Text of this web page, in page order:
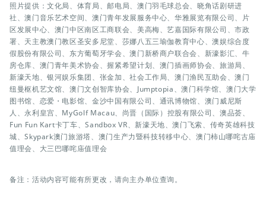
照片提供：文化局、体育局、邮电局、澳门羽毛球总会、晓角话剧研进
社、澳门音乐艺术空间、澳门青年发展服务中心、华雅展览有限公司、片
区发展中心、澳门中区南区工商联会、美高梅、艺嘉国际有限公司、市政
署、天主教澳门教区圣安多尼堂、莎娜八五三瑜伽教育中心、澳娱综合度
假股份有限公司、东方葡萄牙学会、澳门新桥商户联合会、新濠影汇、牛
房仓库、澳门青年美术协会、握紧希望计划、澳门插画师协会、旅游局、
新濠天地、银河娱乐集团、张金加、社会工作局、澳门渔民互助会、澳门
纽曼枢机艺文馆、澳门文创智库协会、Jumptopia、澳门科学馆、澳门大学
图书馆、恋爱・电影馆、金沙中国有限公司、通讯博物馆、澳门威尼斯
人、永利皇宫、MyGolf Macau、尚晋（国际）控股有限公司、澳品荟、
Fun Fun Kart卡丁车、Sandbox VR、新濠天地、澳门飞索、传奇英雄科技
城、Skypark澳门旅游塔、澳门生产力暨科技转移中心、澳门柿山哪咤古庙
值理会、大三巴哪咤庙值理会
备注：活动内容可能有所更改，请向主办单位查询。